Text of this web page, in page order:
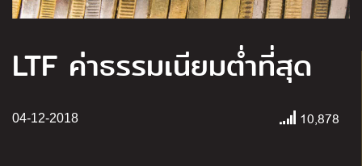
LTF ค่าธรรมเนียมต่ำที่สุด
04-12-2018 10,878